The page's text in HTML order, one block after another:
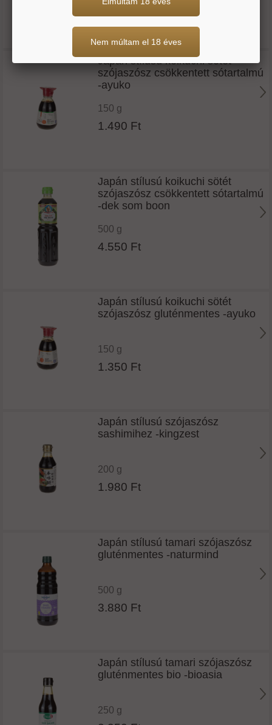
950 Ft
Japán stílusú koikuchi sötét
szójaszósz csökkentett sótartalmú
-ayuko
150 g
1.490 Ft
Japán stílusú koikuchi sötét
szójaszósz csökkentett sótartalmú
-dek som boon
500 g
4.550 Ft
Japán stílusú koikuchi sötét
szójaszósz gluténmentes -ayuko
150 g
1.350 Ft
Japán stílusú szójaszósz
sashimihez -kingzest
200 g
1.980 Ft
Japán stílusú tamari szójaszósz
gluténmentes -naturmind
500 g
3.880 Ft
Japán stílusú tamari szójaszósz
gluténmentes bio -bioasia
250 g
Nem múltam el 18 éves